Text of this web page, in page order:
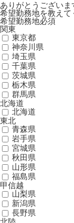
ありがとうございま
希望勤務地を教えて
希望勤務地必須
関東
東京都
神奈川県
埼玉県
千葉県
茨城県
栃木県
群馬県
北海道
北海道
東北
青森県
岩手県
宮城県
秋田県
山形県
福島県
甲信越
山梨県
新潟県
長野県